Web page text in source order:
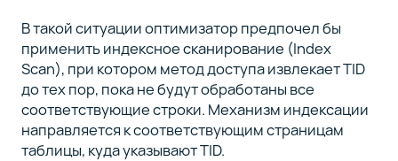
В такой ситуации оптимизатор предпочел бы
применить индексное сканирование (Index
Scan), при котором метод доступа извлекает TID
до тех пор, пока не будут обработаны все
соответствующие строки. Механизм индексации
направляется к соответствующим страницам
таблицы, куда указывают TID.